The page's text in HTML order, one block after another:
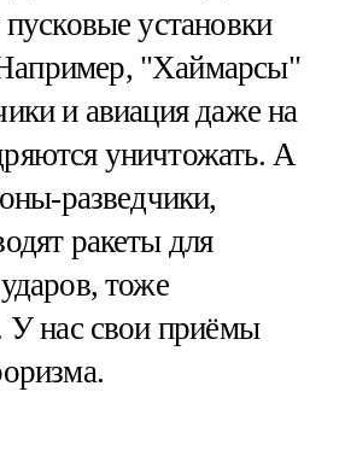
установки
"Хаймарсы"
и авиация даже на
уничтожать. А
разведчики,
ракеты для
тоже
У нас свои приёмы